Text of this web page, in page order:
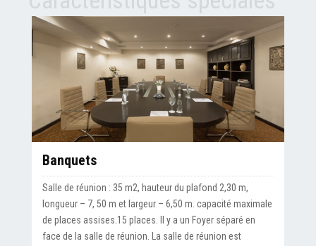
Banquets
Salle de réunion : 35 m2, hauteur du plafond 2,30 m,
longueur – 7, 50 m et largeur – 6,50 m. capacité maximale
de places assises.15 places. Il y a un Foyer séparé en
face de la salle de réunion. La salle de réunion est